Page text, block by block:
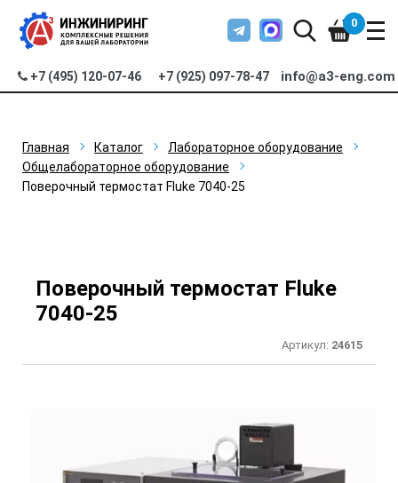
+7 (495) 120-07-46 +7 (925) 097-78-47 info@a3-eng.com
0
Главная Каталог
Лабораторное оборудование
Общелабораторное оборудование
Поверочный термостат Fluke 7040-25
Поверочный термостат Fluke
7040-25
Артикул: 24615